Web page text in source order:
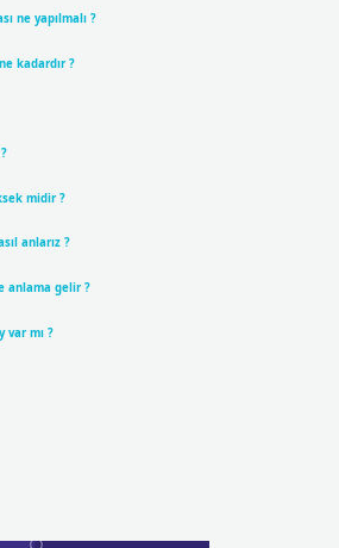
ne yapılmalı ?
kadardır ?
midir ?
anlarız ?
anlama gelir ?
var mı ?